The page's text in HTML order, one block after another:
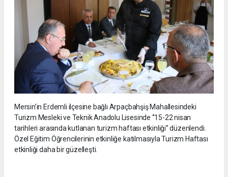
Mersin’in Erdemli ilçesine bağlı Arpaçbahşiş Mahallesindeki
Turizm Mesleki ve Teknik Anadolu Lisesinde ‘’15-22 nisan
tarihleri arasında kutlanan turizm haftası etkinliği’’ düzenlendi.
Özel Eğitim Öğrencilerinin etkinliğe katılmasıyla Turizm Haftası
etkinliği daha bir güzelleşti.